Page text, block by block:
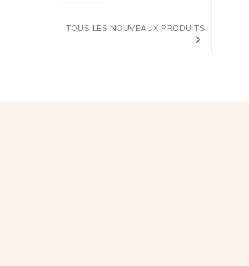
TOUS LES NOUVEAUX PRODUITS
